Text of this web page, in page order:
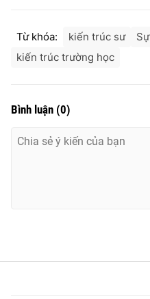
Nguyễn Trọng Ninh
Tổng đài VTV:024.38 355
Liên hệ quảng cáo:
Từ khóa: kiến trúc sư
kiến trúc trường học
Bình luận (0)